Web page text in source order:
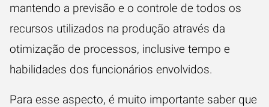
mantendo a previsão e o controle de todos os
recursos utilizados na produção através da
otimização de processos, inclusive tempo e
habilidades dos funcionários envolvidos.
Para esse aspecto, é muito importante saber que